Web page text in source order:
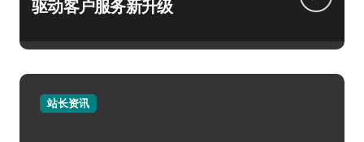
驱动客户服务新升级
站长资讯